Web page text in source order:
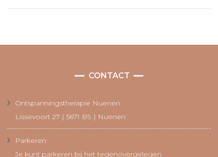
CONTACT
Ontspanningstherapie Nuenen
Lissevoort 27 | 5671 BS | Nuenen
Parkeren
Je kunt parkeren bij het tegenovergelegen